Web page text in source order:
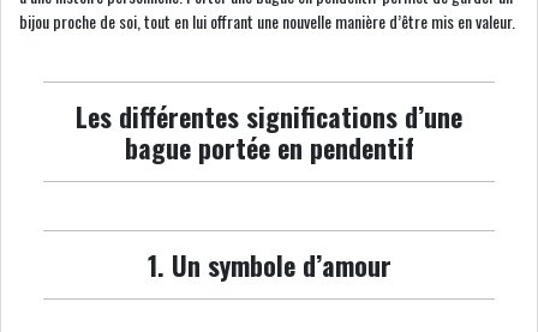
bijou proche de soi, tout en lui offrant une nouvelle manière d’être mis en valeur.
Les différentes significations d’une
bague portée en pendentif
1. Un symbole d’amour